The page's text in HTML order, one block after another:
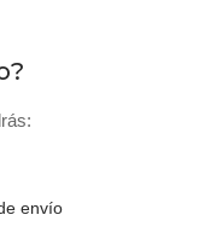
envío